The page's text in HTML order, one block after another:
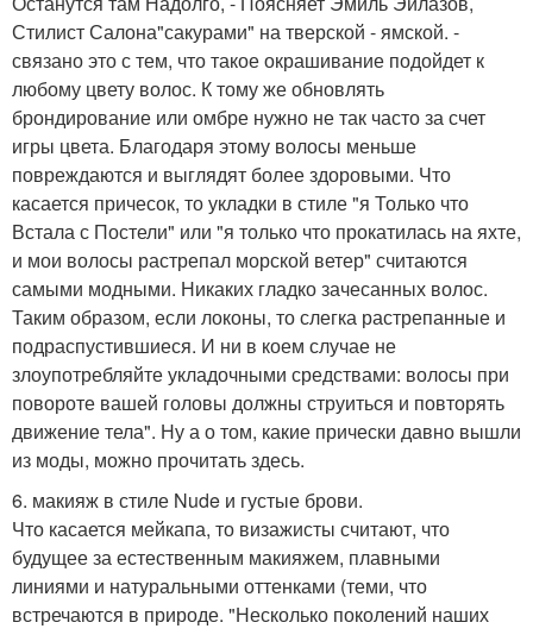
Стилист Салона"сакурами" на тверской - ямской. -
связано это с тем, что такое окрашивание подойдет к
любому цвету волос. К тому же обновлять
брондирование или омбре нужно не так часто за счет
игры цвета. Благодаря этому волосы меньше
повреждаются и выглядят более здоровыми. Что
касается причесок, то укладки в стиле "я Только что
Встала с Постели" или "я только что прокатилась на яхте,
и мои волосы растрепал морской ветер" считаются
самыми модными. Никаких гладко зачесанных волос.
Таким образом, если локоны, то слегка растрепанные и
подраспустившиеся. И ни в коем случае не
злоупотребляйте укладочными средствами: волосы при
повороте вашей головы должны струиться и повторять
движение тела". Ну а о том, какие прически давно вышли
из моды, можно прочитать здесь.
6. макияж в стиле Nude и густые брови.
Что касается мейкапа, то визажисты считают, что
будущее за естественным макияжем, плавными
линиями и натуральными оттенками (теми, что
встречаются в природе. "Несколько поколений наших